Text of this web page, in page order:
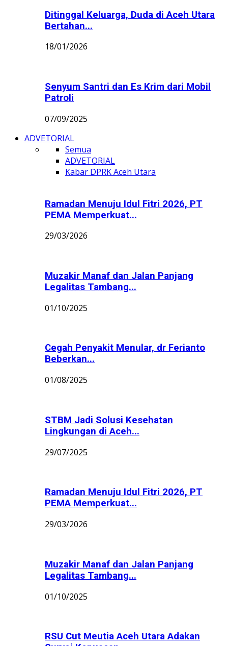
Ditinggal Keluarga, Duda di Aceh Utara
Bertahan...
18/01/2026
Senyum Santri dan Es Krim dari Mobil
Patroli
07/09/2025
ADVETORIAL
Semua
ADVETORIAL
Kabar DPRK Aceh Utara
Ramadan Menuju Idul Fitri 2026, PT
PEMA Memperkuat...
29/03/2026
Muzakir Manaf dan Jalan Panjang
Legalitas Tambang...
01/10/2025
Cegah Penyakit Menular, dr Ferianto
Beberkan...
01/08/2025
STBM Jadi Solusi Kesehatan
Lingkungan di Aceh...
29/07/2025
Ramadan Menuju Idul Fitri 2026, PT
PEMA Memperkuat...
29/03/2026
Muzakir Manaf dan Jalan Panjang
Legalitas Tambang...
01/10/2025
RSU Cut Meutia Aceh Utara Adakan